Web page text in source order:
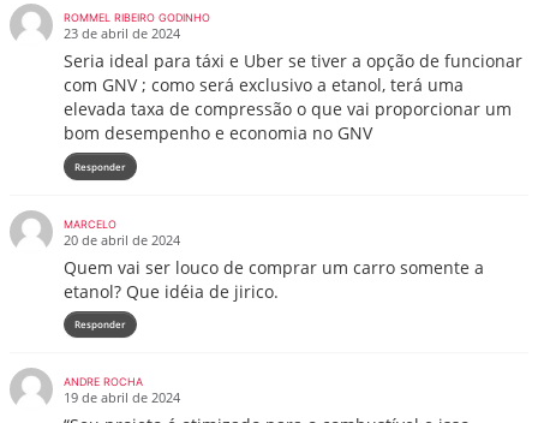
ROMMEL RIBEIRO GODINHO
23 de abril de 2024
Seria ideal para táxi e Uber se tiver a opção de funcionar
com GNV ; como será exclusivo a etanol, terá uma
elevada taxa de compressão o que vai proporcionar um
bom desempenho e economia no GNV
Responder
MARCELO
20 de abril de 2024
Quem vai ser louco de comprar um carro somente a
etanol? Que idéia de jirico.
Responder
ANDRE ROCHA
19 de abril de 2024